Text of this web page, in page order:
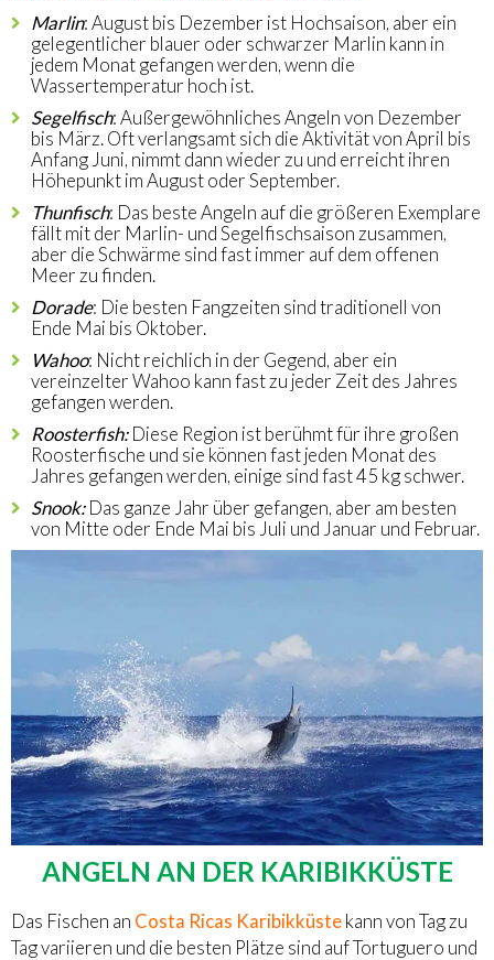
Marlin: August bis Dezember ist Hochsaison, aber ein
gelegentlicher blauer oder schwarzer Marlin kann in
jedem Monat gefangen werden, wenn die
Wassertemperatur hoch ist.
Segelfisch: Außergewöhnliches Angeln von Dezember
bis März. Oft verlangsamt sich die Aktivität von April bis
Anfang Juni, nimmt dann wieder zu und erreicht ihren
Höhepunkt im August oder September.
Thunfisch: Das beste Angeln auf die größeren Exemplare
fällt mit der Marlin- und Segelfischsaison zusammen,
aber die Schwärme sind fast immer auf dem offenen
Meer zu finden.
Dorade: Die besten Fangzeiten sind traditionell von
Ende Mai bis Oktober.
Wahoo: Nicht reichlich in der Gegend, aber ein
vereinzelter Wahoo kann fast zu jeder Zeit des Jahres
gefangen werden.
Roosterfish:Diese Region ist berühmt für ihre großen
Roosterfische und sie können fast jeden Monat des
Jahres gefangen werden, einige sind fast 45 kg schwer.
Snook:Das ganze Jahr über gefangen, aber am besten
von Mitte oder Ende Mai bis Juli und Januar und Februar.
ANGELN AN DER KARIBIKKÜSTE
Das Fischen an Costa Ricas Karibikküstekann von Tag zu
Tag variieren und die besten Plätze sind auf Tortuguero und